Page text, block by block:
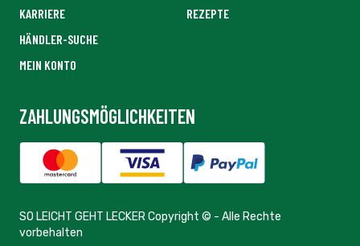
KARRIERE
HÄNDLER-SUCHE
MEIN KONTO
REZEPTE
ZAHLUNGSMÖGLICHKEITEN
SO LEICHT GEHT LECKER Copyright © - Alle Rechte
vorbehalten